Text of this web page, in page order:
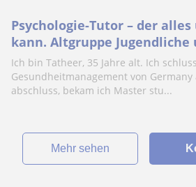
Psychologie-Tutor – der
kann. Altgruppe Jugendliche
leute.
Ich bin Tatheer, 35 Jahre alt. Ich
Gesundheitmanagement von
abschluss, bekam ich Master stu...
Mehr sehen